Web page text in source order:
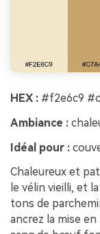
HEX : #f2e6c9
Ambiance :
Idéal pour :
Chaleureux et
le vélin vieilli, et
tons de
ancrez la mise